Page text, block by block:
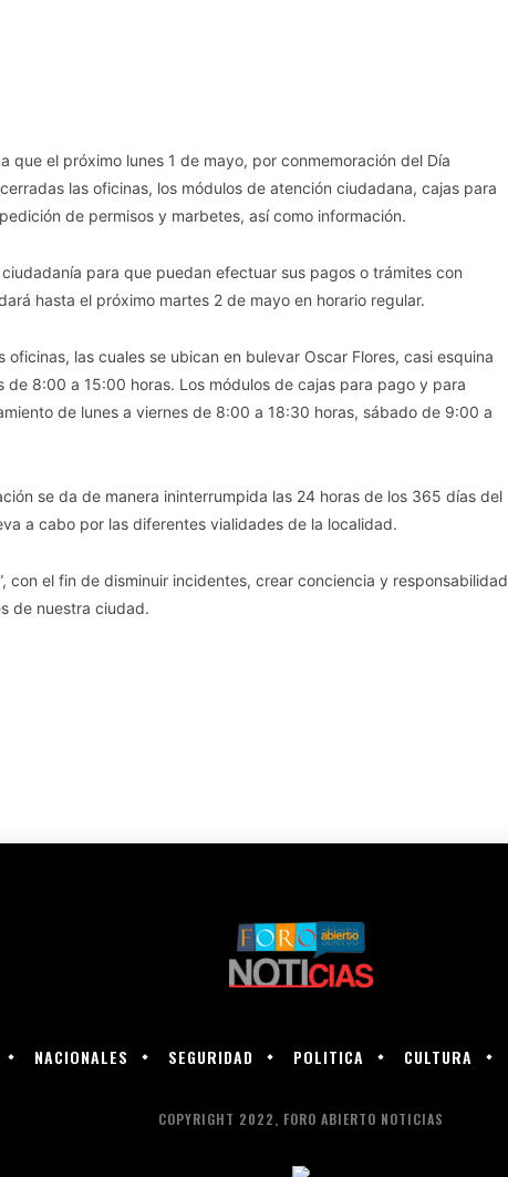
que el próximo lunes 1 de mayo, por conmemoración del Día
las oficinas, los módulos de atención ciudadana, cajas para
de permisos y marbetes, así como información.
para que puedan efectuar sus pagos o trámites con
hasta el próximo martes 2 de mayo en horario regular.
las cuales se ubican en bulevar Oscar Flores, casi esquina
de 8:00 a 15:00 horas. Los módulos de cajas para pago y para
de lunes a viernes de 8:00 a 18:30 horas, sábado de 9:00 a
se da de manera ininterrumpida las 24 horas de los 365 días del
a cabo por las diferentes vialidades de la localidad.
con el fin de disminuir incidentes, crear conciencia y responsabilidad
de nuestra ciudad.
NACIONALES SEGURIDAD POLITICA CULTURA
COPYRIGHT 2022, FORO ABIERTO NOTICIAS